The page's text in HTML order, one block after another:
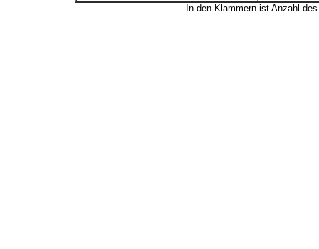
In den Klammern ist Anzahl